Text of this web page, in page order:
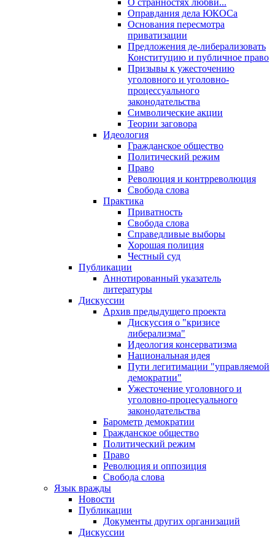
О странностях любви...
Оправдания дела ЮКОСа
Основания пересмотра
приватизации
Предложения де-либерализовать
Конституцию и публичное право
Призывы к ужесточению
уголовного и уголовно-
процессуального
законодательства
Символические акции
Теории заговора
Идеология
Гражданское общество
Политический режим
Право
Революция и контрреволюция
Свобода слова
Практика
Приватность
Свобода слова
Справедливые выборы
Хорошая полиция
Честный суд
Публикации
Аннотированный указатель
литературы
Дискуссии
Архив предыдущего проекта
Дискуссия о "кризисе
либерализма"
Идеология консерватизма
Национальная идея
Пути легитимации "управляемой
демократии"
Ужесточение уголовного и
уголовно-процесуального
законодательства
Барометр демократии
Гражданское общество
Политический режим
Право
Революция и оппозиция
Свобода слова
Язык вражды
Новости
Публикации
Документы других организаций
Дискуссии